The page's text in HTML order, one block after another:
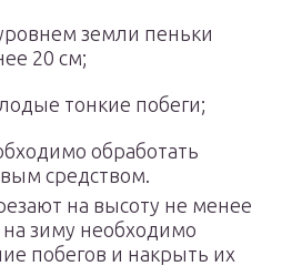
земли пеньки
20 см;
тонкие побеги;
обработать
средством.
на высоту не менее
зиму необходимо
побегов и накрыть их